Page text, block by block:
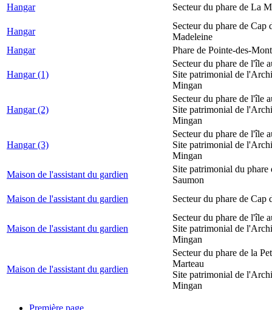
Hangar
Secteur du phare de La
Hangar
Secteur du phare de Cap
Madeleine
Hangar
Phare de Pointe-des-
Hangar (1)
Secteur du phare de l'île
Site patrimonial de
Mingan
Hangar (2)
Secteur du phare de l'île
Site patrimonial de
Mingan
Hangar (3)
Secteur du phare de l'île
Site patrimonial de
Mingan
Maison de l'assistant du gardien
Site patrimonial du phare
Saumon
Maison de l'assistant du gardien
Secteur du phare de Cap
Maison de l'assistant du gardien
Secteur du phare de l'île
Site patrimonial de
Mingan
Maison de l'assistant du gardien
Secteur du phare de la
Marteau
Site patrimonial de
Mingan
Première page